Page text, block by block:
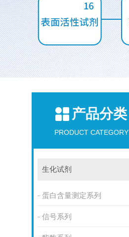
产品分类
PRODUCT CATEGORY
生化试剂
蛋白含量测定系列
信号系列